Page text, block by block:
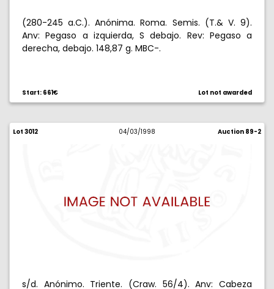
(280-245 a.C.). Anónima. Roma. Semis. (T.& V. 9).
Anv: Pegaso a izquierda, S debajo. Rev: Pegaso a
derecha, debajo. 148,87 g. MBC-.
Start: 661€ Lot not awarded
Lot 3012 04/03/1998 Auction 89-2
s/d. Anónimo. Triente. (Craw. 56/4). Anv: Cabeza